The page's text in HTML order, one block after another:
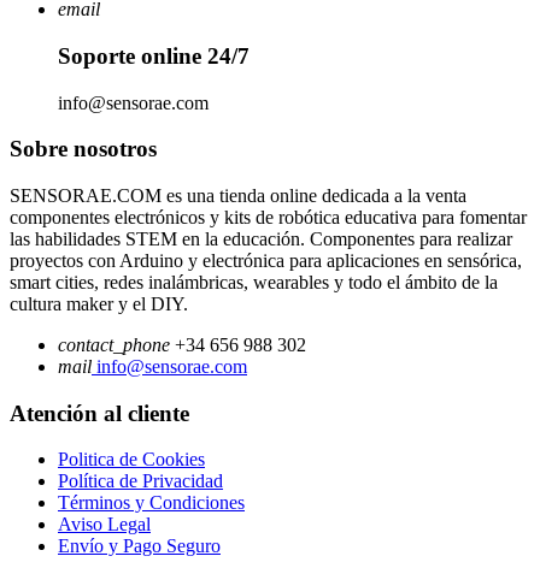
email
Soporte online 24/7
info@sensorae.com
Sobre nosotros
SENSORAE.COM es una tienda online dedicada a la venta
componentes electrónicos y kits de robótica educativa para fomentar
las habilidades STEM en la educación. Componentes para realizar
proyectos con Arduino y electrónica para aplicaciones en sensórica,
smart cities, redes inalámbricas, wearables y todo el ámbito de la
cultura maker y el DIY.
contact_phone +34 656 988 302
mail info@sensorae.com
Atención al cliente
Politica de Cookies
Política de Privacidad
Términos y Condiciones
Aviso Legal
Envío y Pago Seguro